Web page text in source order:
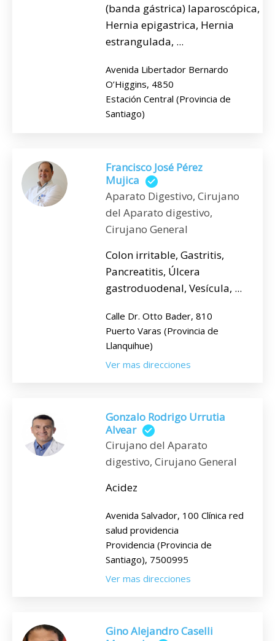
(banda gástrica) laparoscópica,
Hernia epigastrica, Hernia
estrangulada, ...
Avenida Libertador Bernardo
O’Higgins, 4850
Estación Central (Provincia de
Santiago)
Francisco José Pérez
Mujica
Aparato Digestivo, Cirujano
del Aparato digestivo,
Cirujano General
Colon irritable, Gastritis,
Pancreatitis, Úlcera
gastroduodenal, Vesícula, ...
Calle Dr. Otto Bader, 810
Puerto Varas (Provincia de
Llanquihue)
Ver mas direcciones
Gonzalo Rodrigo Urrutia
Alvear
Cirujano del Aparato
digestivo, Cirujano General
Acidez
Avenida Salvador, 100 Clínica red
salud providencia
Providencia (Provincia de
Santiago), 7500995
Ver mas direcciones
Gino Alejandro Caselli